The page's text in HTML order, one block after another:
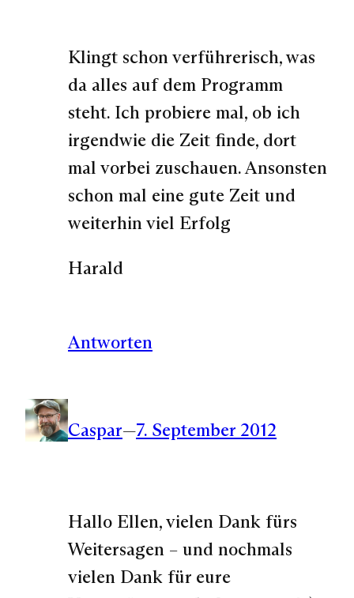
Klingt schon verführerisch, was
da alles auf dem Programm
steht. Ich probiere mal, ob ich
irgendwie die Zeit finde, dort
mal vorbei zuschauen. Ansonsten
schon mal eine gute Zeit und
weiterhin viel Erfolg
Harald
Antworten
Caspar—7. September 2012
Hallo Ellen, vielen Dank fürs
Weitersagen – und nochmals
vielen Dank für eure